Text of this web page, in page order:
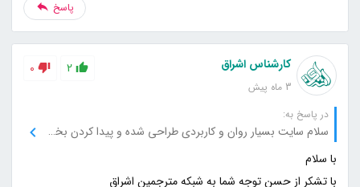
پاسخ
کارشناس اشراق
3 ماه پیش
2
0
در پاسخ به:
سلام سایت بسیار روان و کاربردی طراحی شده و پیدا کردن بخش‌های مختلف خیلی راحت بود.